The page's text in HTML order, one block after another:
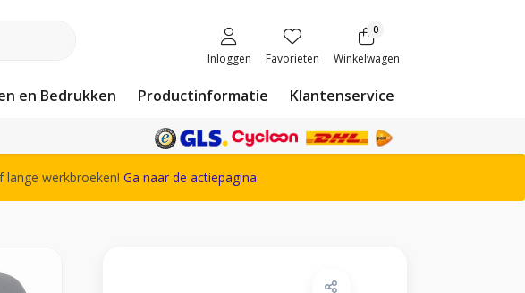
Inloggen Favorieten
0
Winkelwagen
en Bedrukken Productinformatie Klantenservice
Het complete Snickers Workwear assortiment
lange werkbroeken! Ga naar de actiepagina